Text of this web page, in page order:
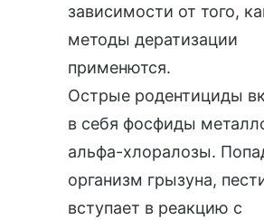
зависимости от того,
методы дератизации
применются.
Острые родентициды
в себя фосфиды
альфа-хлоралозы.
организм грызуна,
вступает в реакцию с